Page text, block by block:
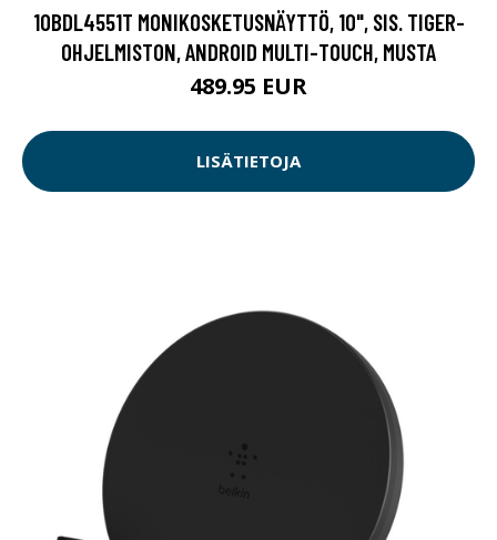
10BDL4551T MONIKOSKETUSNÄYTTÖ, 10", SIS. TIGER-
OHJELMISTON, ANDROID MULTI-TOUCH, MUSTA
489.95 EUR
LISÄTIETOJA